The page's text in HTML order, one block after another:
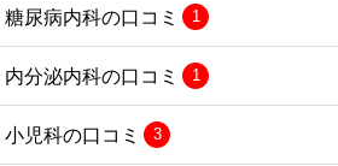
糖尿病内科の口コミ 1
内分泌内科の口コミ 1
小児科の口コミ 3